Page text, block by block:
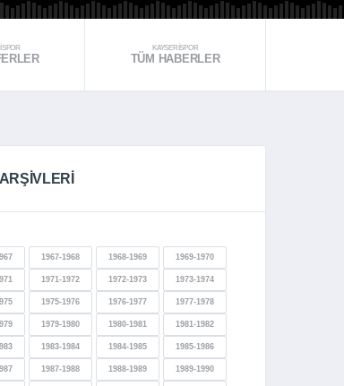
KAYSERİSPOR
TÜM HABERLER
1967-1968 1968-1969 1969-1970
1971-1972 1972-1973 1973-1974
1975-1976 1976-1977 1977-1978
1979-1980 1980-1981 1981-1982
1983-1984 1984-1985 1985-1986
1987-1988 1988-1989 1989-1990